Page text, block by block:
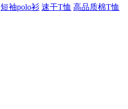
短袖polo衫 速干T恤 高品质棉T恤